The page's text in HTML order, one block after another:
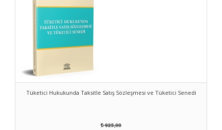
Tüketici Hukukunda Taksitle Satış Sözleşmesi ve Tüketici Senedi
925,00